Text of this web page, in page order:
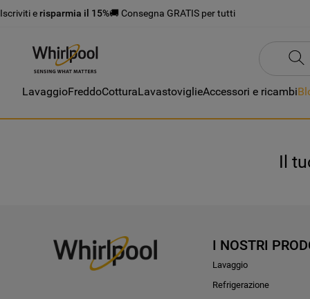
Iscriviti e risparmia il 15%🚚 Consegna GRATIS per tutti
LavaggioFreddoCotturaLavastoviglieAccessori e ricambi
Il
I NOSTRI
Lavaggio
Refrigerazione